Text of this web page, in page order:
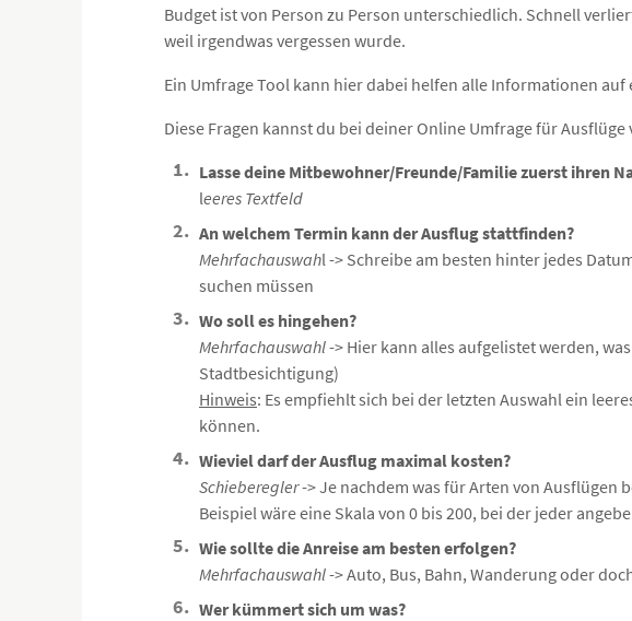
Budget ist von Person zu Person unterschiedlich. Schnell
weil irgendwas vergessen wurde.
Ein Umfrage Tool kann hier dabei helfen alle Informationen
Diese Fragen kannst du bei deiner Online Umfrage für Ausflüge
Lasse deine Mitbewohner/Freunde/Familie zuerst ihren
leeres Textfeld
An welchem Termin kann der Ausflug stattfinden?
Mehrfachauswahl -> Schreibe am besten hinter jedes
suchen müssen
Wo soll es hingehen?
Mehrfachauswahl-> Hier kann alles aufgelistet werden,
Stadtbesichtigung)
Hinweis: Es empfiehlt sich bei der letzten Auswahl ein
können.
Wieviel darf der Ausflug maximal kosten?
Schieberegler-> Je nachdem was für Arten von Ausflügen
Beispiel wäre eine Skala von 0 bis 200, bei der jeder
Wie sollte die Anreise am besten erfolgen?
Mehrfachauswahl-> Auto, Bus, Bahn, Wanderung oder
Wer kümmert sich um was?